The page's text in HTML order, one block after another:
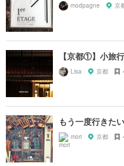
modpagne 京
【京都①】小旅
Lisa 京都
もう一度行きた
mori 京都